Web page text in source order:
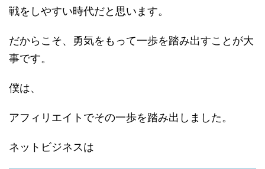
戦をしやすい時代だと思います。
だからこそ、勇気をもって一歩を踏み出すことが大
事です。
僕は、
アフィリエイトでその一歩を踏み出しました。
ネットビジネスは